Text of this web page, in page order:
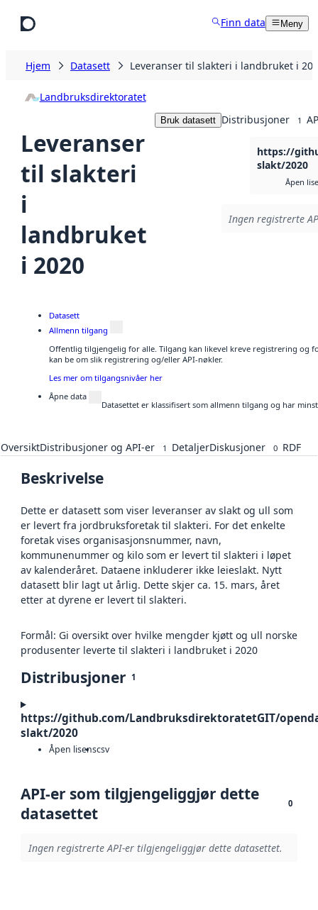
Finn data Meny
Hjem Datasett Leveranser til slakteri i landbruket i
Landbruksdirektoratet
Leveranser
til slakteri
i
landbruket
i 2020
Bruk datasett Distribusjoner 1
https://
slakt/2020
Åpen
Ingen registrerte
Datasett
Allmenn tilgang
Offentlig tilgjengelig for alle. Tilgang kan likevel kreve registrering og
kan be om slik registrering og/eller API-nøkler.
Les mer om tilgangsnivåer her
Åpne data
Datasettet er klassifisert som allmenn tilgang og har
OversiktDistribusjoner og API-er 1 DetaljerDiskusjoner 0 RDF
Beskrivelse
Dette er datasett som viser leveranser av slakt og ull som
er levert fra jordbruksforetak til slakteri. For det enkelte
foretak vises organisasjonsnummer, navn,
kommunenummer og kilo som er levert til slakteri i løpet
av kalenderåret. Dataene inkluderer ikke leieslakt. Nytt
datasett blir lagt ut årlig. Dette skjer ca. 15. mars, året
etter at dyrene er levert til slakteri.
Formål: Gi oversikt over hvilke mengder kjøtt og ull norske
produsenter leverte til slakteri i landbruket i 2020
Distribusjoner 1
https://github.com/LandbruksdirektoratetGIT/
slakt/2020
Åpen lisenscsv
API-er som tilgjengeliggjør dette
datasettet
0
Ingen registrerte API-er tilgjengeliggjør dette datasettet.